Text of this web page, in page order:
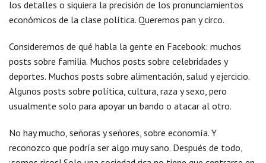
los detalles o siquiera la precisión de los pronunciamientos
económicos de la clase política. Queremos pan y circo.
Consideremos de qué habla la gente en Facebook: muchos
posts sobre familia. Muchos posts sobre celebridades y
deportes. Muchos posts sobre alimentación, salud y ejercicio.
Algunos posts sobre política, cultura, raza y sexo, pero
usualmente solo para apoyar un bando o atacar al otro.
No hay mucho, señoras y señores, sobre economía. Y
reconozco que podría ser algo muy sano. Después de todo,